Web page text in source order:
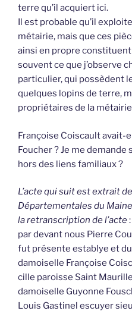
terre qu’il acquiert ici.
Il est probable qu’il
métairie, mais que ces
ainsi en propre constituent
souvent ce que j’observe
particulier, qui possèdent
quelques lopins de terre,
propriétaires de la
Françoise Coiscault avait-
Foucher ? Je me demande
hors des liens familiaux ?
L’acte qui suit est extrait
Départementales du
la retranscription de l’acte
par devant nous Pierre
fut présente establye et
damoiselle Françoise
cille paroisse Saint
damoiselle Guyonne
Louis Gastinel escuyer